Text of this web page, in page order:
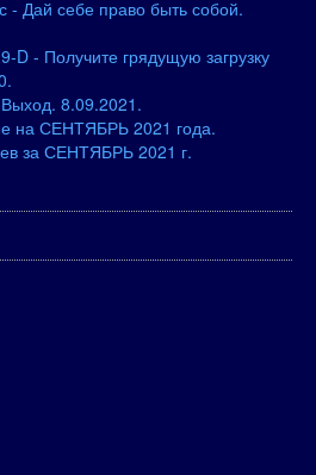
- Дай себе право быть собой.
D - Получите грядущую загрузку
8.09.2021.
на СЕНТЯБРЬ 2021 года.
за СЕНТЯБРЬ 2021 г.